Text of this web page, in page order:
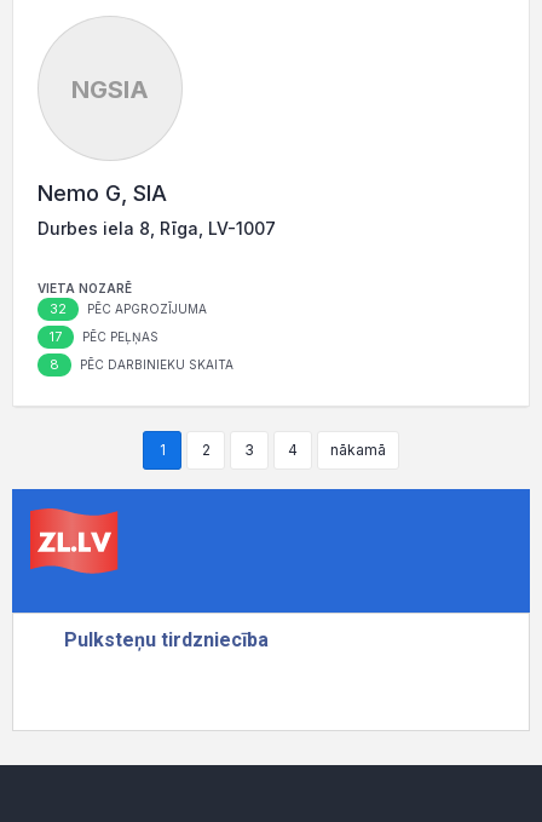
NGSIA
Nemo G, SIA
Durbes iela 8, Rīga, LV-1007
VIETA NOZARĒ
32 PĒC APGROZĪJUMA
17 PĒC PEĻŅAS
8 PĒC DARBINIEKU SKAITA
1 2 3 4 nākamā